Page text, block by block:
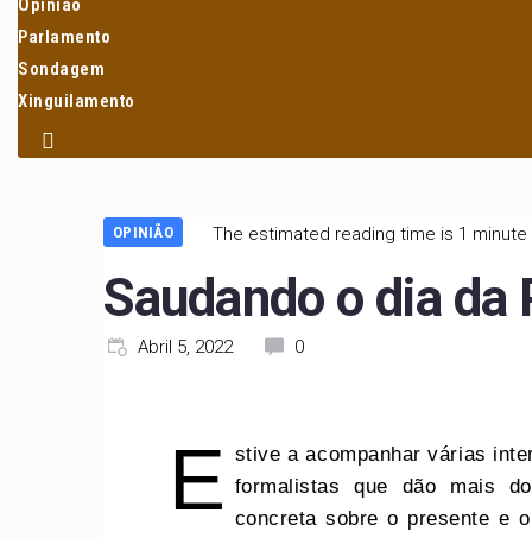
Opinião
Parlamento
Sondagem
Xinguilamento
OPINIÃO The estimated reading time is 1 minute
Saudando o dia da
Abril 5, 2022 0
E stive a acompanhar várias
formalistas que dão mais
concreta sobre o presente e